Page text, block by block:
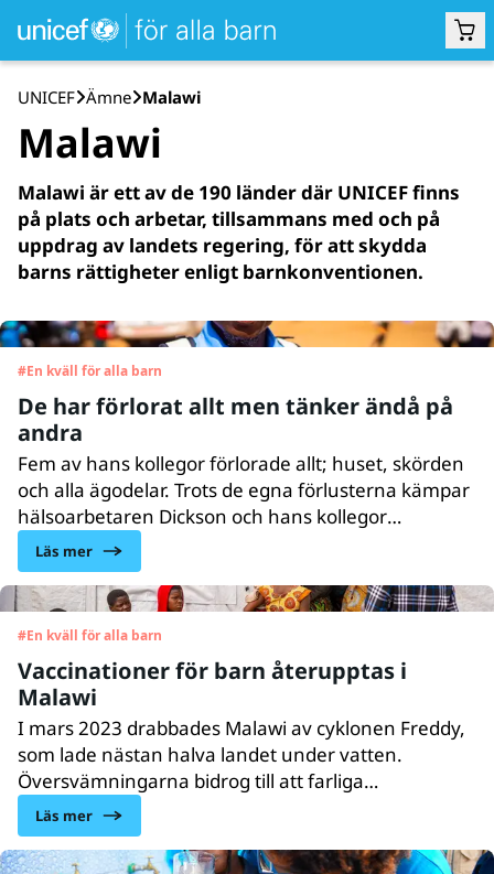
UNICEF Ämne Malawi
Malawi
Malawi är ett av de 190 länder där UNICEF finns
på plats och arbetar, tillsammans med och på
uppdrag av landets regering, för att skydda
barns rättigheter enligt barnkonventionen.
#En kväll för alla barn
De har förlorat allt men tänker ändå på
andra
Fem av hans kollegor förlorade allt; huset, skörden
och alla ägodelar. Trots de egna förlusterna kämpar
hälsoarbetaren Dickson och hans kollegor
tillsammans för att nå vartenda barn i varenda by i
sydvästra Malawi med vaccin och hälsokontroller –
och de gör det med en imponerande beslutsamhet
Läs mer
#En kväll för alla barn
Vaccinationer för barn återupptas i
Malawi
I mars 2023 drabbades Malawi av cyklonen Freddy,
som lade nästan halva landet under vatten.
Översvämningarna bidrog till att farliga
vattenburna sjukdomar som kolera började spridas.
Nu pågår en kamp mot klockan att nå fram med
vård och livräddande vaccin till de isolerade barnen
Läs mer